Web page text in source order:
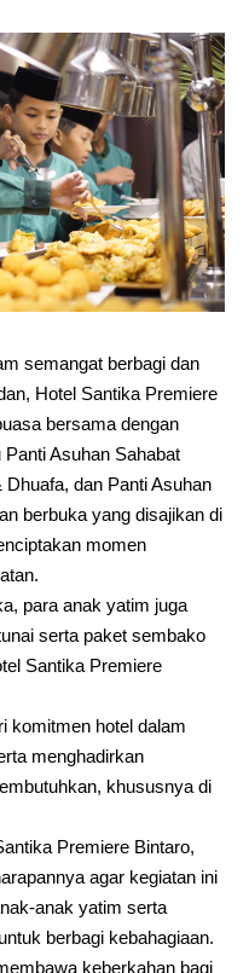
semangat berbagi dan
Hotel Santika Premiere
bersama dengan
Asuhan Sahabat
dan Panti Asuhan
berbuka yang disajikan di
momen
para anak yatim juga
serta paket sembako
Santika Premiere
komitmen hotel dalam
menghadirkan
khususnya di
Premiere Bintaro,
agar kegiatan ini
anak yatim serta
berbagi kebahagiaan.
keberkahan bagi